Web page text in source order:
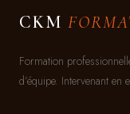
CKM
Formation
d’équipe. Intervenant en